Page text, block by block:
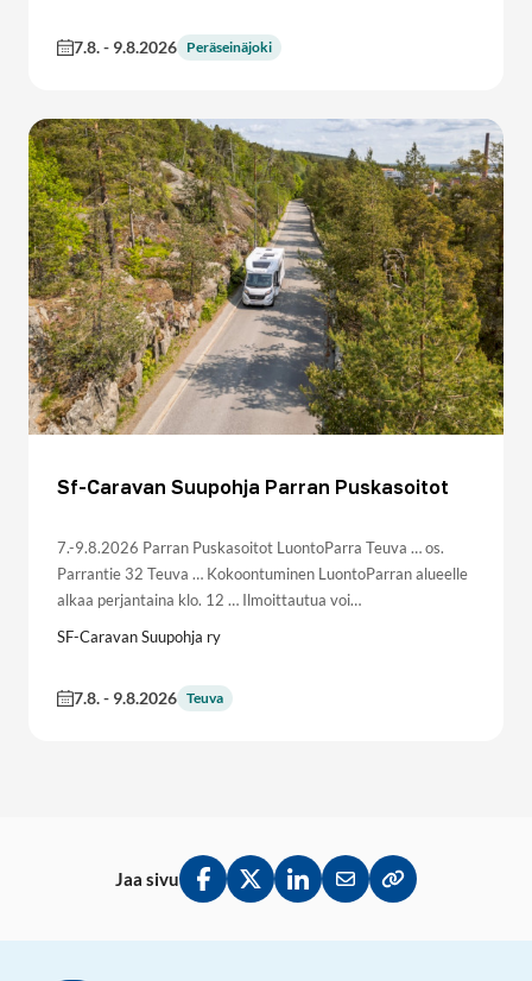
7.8.- 9.8.2026 Peräseinäjoki
Sf-Caravan Suupohja Parran Puskasoitot
7.-9.8.2026 Parran Puskasoitot LuontoParra Teuva … os.
Parrantie 32 Teuva … Kokoontuminen LuontoParran alueelle
alkaa perjantaina klo. 12 … Ilmoittautua voi…
SF-Caravan Suupohja ry
7.8.- 9.8.2026 Teuva
Jaa sivu
Jaa Facebookissa
Jaa Twitterissä
Jaa LinkedInissä
Jaa sähköpostitse
Kopioi linkki